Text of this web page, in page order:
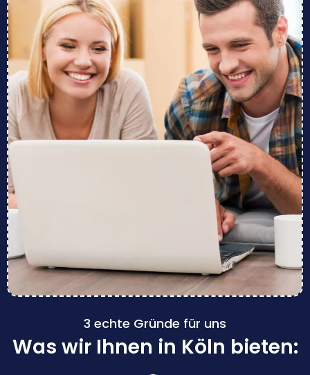
3 echte Gründe für uns
Was wir Ihnen in Köln bieten: